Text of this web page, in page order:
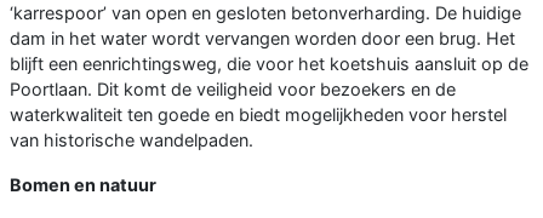
‘karrespoor’ van open en gesloten betonverharding. De huidige
dam in het water wordt vervangen worden door een brug. Het
blijft een eenrichtingsweg, die voor het koetshuis aansluit op de
Poortlaan. Dit komt de veiligheid voor bezoekers en de
waterkwaliteit ten goede en biedt mogelijkheden voor herstel
van historische wandelpaden.
Bomen en natuur